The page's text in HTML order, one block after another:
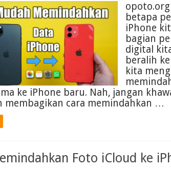
betapa
iPhone
bagian
digital
beralih
kita
ke iPhone baru. Nah, jangan
membagikan cara memindahkan …
Foto iCloud ke